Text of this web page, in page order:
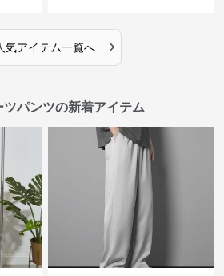
気アイテム一覧へ ›
パンツの新着アイテム